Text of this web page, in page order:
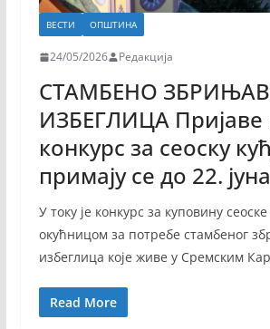
ВЕСТИ ОПШТИНА
24/05/2026 Редакција
СТАМБЕНО
ИЗБЕГЛИЦА Пријаве
конкурс за сеоску
примају се до 22. јуна
У току је конкурс за куповину
окућницом за потребе стамбеног
избеглица које живе у Сремским
Read More